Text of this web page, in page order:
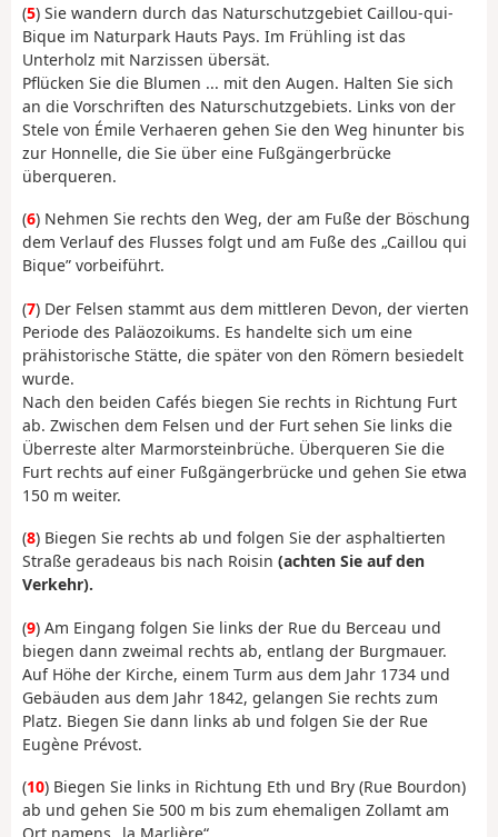
(5) Sie wandern durch das Naturschutzgebiet Caillou-qui-
Bique im Naturpark Hauts Pays. Im Frühling ist das
Unterholz mit Narzissen übersät.
Pflücken Sie die Blumen ... mit den Augen. Halten Sie sich
an die Vorschriften des Naturschutzgebiets. Links von der
Stele von Émile Verhaeren gehen Sie den Weg hinunter bis
zur Honnelle, die Sie über eine Fußgängerbrücke
überqueren.
(6) Nehmen Sie rechts den Weg, der am Fuße der Böschung
dem Verlauf des Flusses folgt und am Fuße des „Caillou qui
Bique” vorbeiführt.
(7) Der Felsen stammt aus dem mittleren Devon, der vierten
Periode des Paläozoikums. Es handelte sich um eine
prähistorische Stätte, die später von den Römern besiedelt
wurde.
Nach den beiden Cafés biegen Sie rechts in Richtung Furt
ab. Zwischen dem Felsen und der Furt sehen Sie links die
Überreste alter Marmorsteinbrüche. Überqueren Sie die
Furt rechts auf einer Fußgängerbrücke und gehen Sie etwa
150 m weiter.
(8) Biegen Sie rechts ab und folgen Sie der asphaltierten
Straße geradeaus bis nach Roisin (achten Sie auf den
Verkehr).
(9) Am Eingang folgen Sie links der Rue du Berceau und
biegen dann zweimal rechts ab, entlang der Burgmauer.
Auf Höhe der Kirche, einem Turm aus dem Jahr 1734 und
Gebäuden aus dem Jahr 1842, gelangen Sie rechts zum
Platz. Biegen Sie dann links ab und folgen Sie der Rue
Eugène Prévost.
(10) Biegen Sie links in Richtung Eth und Bry (Rue Bourdon)
ab und gehen Sie 500 m bis zum ehemaligen Zollamt am